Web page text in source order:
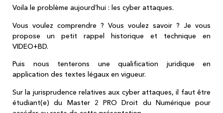
Voila le problème aujourd’hui : les cyber attaques.
Vous voulez comprendre ? Vous voulez savoir ? Je vous
propose un petit rappel historique et technique en
VIDEO+BD.
Puis nous tenterons une qualification juridique en
application des textes légaux en vigueur.
Sur la jurisprudence relatives aux cyber attaques, il faut être
étudiant(e) du Master 2 PRO Droit du Numérique pour